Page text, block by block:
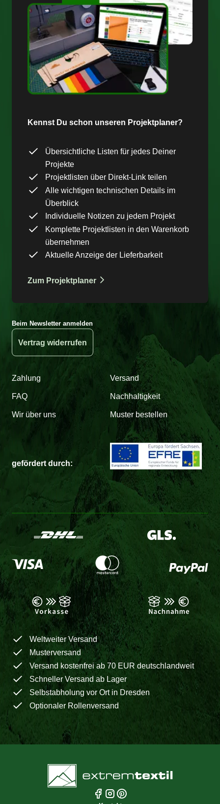
Kennst Du schon unseren Projektplaner?
Übersichtliche Listen für jedes Deiner
Projekte
Projektlisten über Direkt-Link teilen
Alle wichtigen technischen Details im
Überblick
Individuelle Notizen zu jedem Projekt
Komplette Projektlisten in den Warenkorb
übernehmen
Aktuelle Anzeige der Lieferbarkeit
Zum Projektplaner
Beim Newsletter anmelden
Vertrag widerrufen
Zahlung Versand
FAQ Nachhaltigkeit
Wir über uns Muster bestellen
gefördert durch:
Weltweiter Versand
Musterversand
Versand kostenfrei ab 70 EUR deutschlandweit
Schneller Versand ab Lager
Selbstabholung vor Ort in Dresden
Optionaler Rollenversand